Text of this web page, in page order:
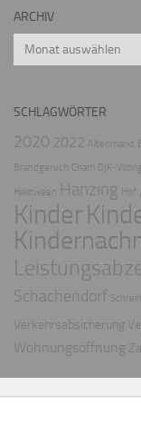
ARCHIV
Archiv
SCHLAGWÖRTER
2020 2022 Altenmarkt
Brandgeruch Cham DJK-Vilzing
Halloween Hanzing Hof
Kinder
Schachendorf
Verkehrsabsicherung
Wohnungsöffnung